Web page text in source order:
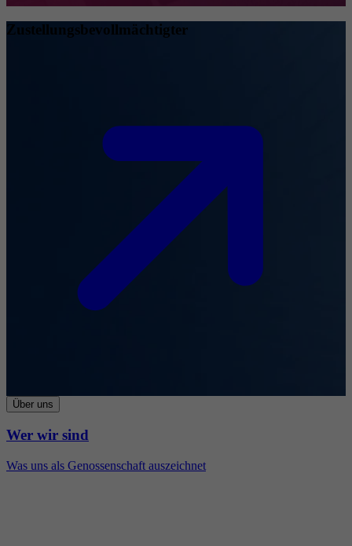
Zustellungsbevollmächtigter
Über uns
Wer wir sind
Was uns als Genossenschaft auszeichnet